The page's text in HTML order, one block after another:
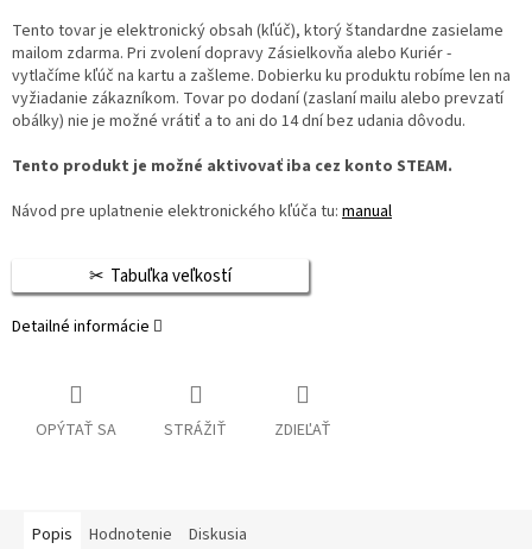
Tento tovar je elektronický obsah (kľúč), ktorý štandardne zasielame
mailom zdarma. Pri zvolení dopravy Zásielkovňa alebo Kuriér -
vytlačíme kľúč na kartu a zašleme. Dobierku ku produktu robíme len na
vyžiadanie zákazníkom. Tovar po dodaní (zaslaní mailu alebo prevzatí
obálky) nie je možné vrátiť a to ani do 14 dní bez udania dôvodu.
Tento produkt je možné aktivovať iba cez konto STEAM.
Návod pre uplatnenie elektronického kľúča tu: manual
Tabuľka veľkostí
Detailné informácie
OPÝTAŤ SA STRÁŽIŤ ZDIEĽAŤ
Popis Hodnotenie Diskusia